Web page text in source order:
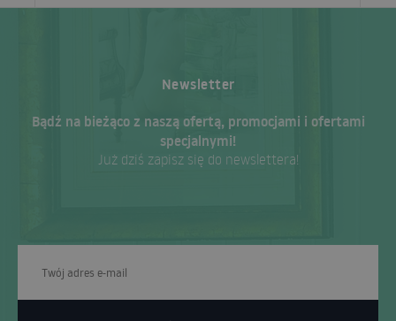
Newsletter
Bądź na bieżąco z naszą ofertą, promocjami i ofertami
specjalnymi!
Już dziś zapisz się do newslettera!